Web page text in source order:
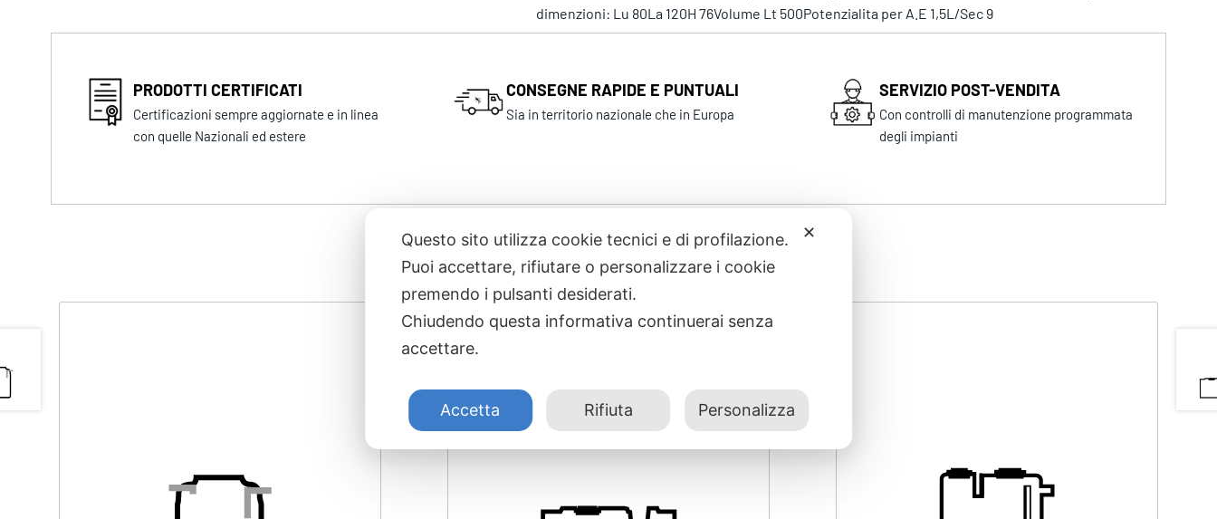
dimenzioni: Lu 80La 120H 76Volume Lt 500Potenzialita per A.E 1,5L/Sec 9
PRODOTTI CERTIFICATI
Certificazioni sempre aggiornate e in linea
con quelle Nazionali ed estere
CONSEGNE RAPIDE E PUNTUALI
Sia in territorio nazionale che in Europa
SERVIZIO POST-VENDITA
Con controlli di manutenzione programmata
degli impianti
Prodotti correlati
✕
Questo sito utilizza cookie tecnici e di profilazione.
Puoi accettare, rifiutare o personalizzare i cookie
premendo i pulsanti desiderati.
Chiudendo questa informativa continuerai senza
accettare.
Accetta Rifiuta Personalizza